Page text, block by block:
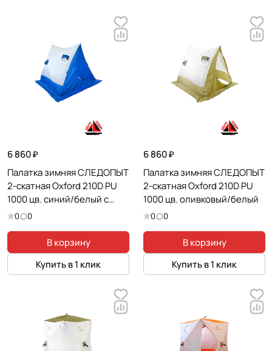
6 860 ₽
Палатка зимняя СЛЕДОПЫТ
2-скатная Oxford 210D PU
1000 цв. синий/белый с
принтом
0 0
В корзину
Купить в 1 клик
6 860 ₽
Палатка зимняя СЛЕДОПЫТ
2-скатная Oxford 210D PU
1000 цв. оливковый/белый
0 0
В корзину
Купить в 1 клик